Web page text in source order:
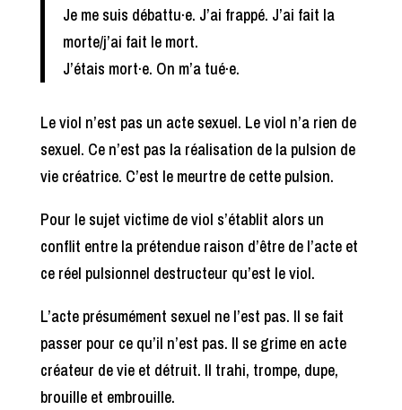
Je me suis débattu·e. J’ai frappé. J’ai fait la
morte/j’ai fait le mort.
J’étais mort·e. On m’a tué·e.
Le viol n’est pas un acte sexuel. Le viol n’a rien de
sexuel. Ce n’est pas la réalisation de la pulsion de
vie créatrice. C’est le meurtre de cette pulsion.
Pour le sujet victime de viol s’établit alors un
conflit entre la prétendue raison d’être de l’acte et
ce réel pulsionnel destructeur qu’est le viol.
L’acte présumément sexuel ne l’est pas. Il se fait
passer pour ce qu’il n’est pas. Il se grime en acte
créateur de vie et détruit. Il trahi, trompe, dupe,
brouille et embrouille.